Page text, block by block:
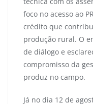
foco no acesso ao
crédito que
produção rural. O
de diálogo e
compromisso da
produz no campo.
Já no dia 12 de